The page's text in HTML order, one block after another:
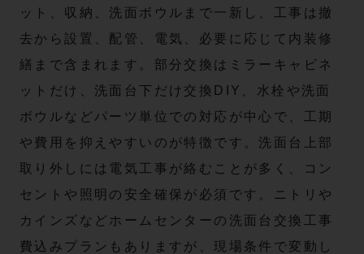
ット、収納、洗面ボウルまで一新し、工事は撤
去から設置、配管、電気、必要に応じて内装修
繕まで含まれます。部分交換はミラーキャビネ
ットだけ、洗面台下だけ交換DIY、水栓や洗面
ボウルなどパーツ単位での対応が中心で、工期
や費用を抑えやすいのが特徴です。洗面台上部
取り外しには電気工事が絡むことが多く、コン
セントや照明の安全確保が必須です。ニトリや
カインズなどホームセンターの洗面台交換工事
費込みプランもありますが、現場条件で変動し